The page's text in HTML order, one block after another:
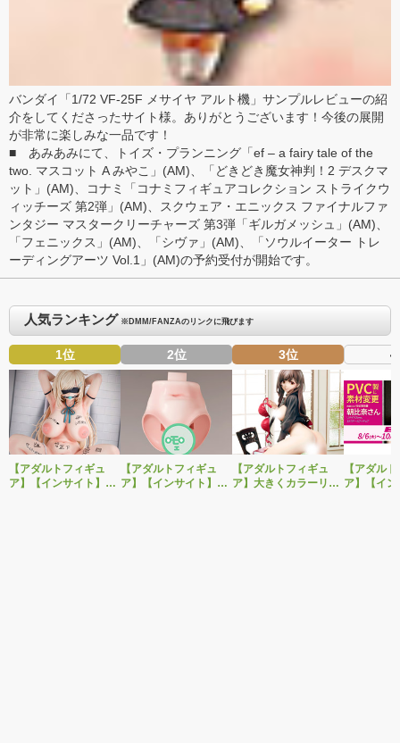
バンダイ「1/72 VF-25F メサイヤ アルト機」サンプルレビューの紹
介をしてくださったサイト様。ありがとうございます！今後の展開
が非常に楽しみな一品です！
■ あみあみにて、
トイズ・プランニング 「ef – a fairy tale of the
two. マスコット A みやこ 」(AM)、「 どきどき魔女神判！2 デスクマ
ット 」(AM)、 コナミ 「 コナミフィギュアコレクション ストライクウ
ィッチーズ 第2弾 」(AM)、 スクウェア・エニックス ファイナルファ
ンタジー マスタークリーチャーズ 第3弾「ギルガメッシュ 」(AM)、
「フェニックス 」(AM)、「シヴァ 」(AM)、「 ソウルイーター トレ
ーディングアーツ Vol.1 」(AM)の予約受付が開始です。
人気ランキング ※DMM/FANZAのリンクに飛びます
1位
【アダルトフィギュ
ア】【インサイト】肉
2位
【アダルトフィギュ
ア】【インサイト】ベ
3位
【アダルトフィギュ
ア】大きくカラーリン
4
【アダル
ア】【イ